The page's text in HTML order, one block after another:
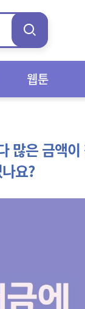
웹툰
많은 금액이
요?